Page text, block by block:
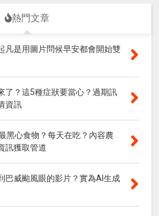
熱門文章
凡是用圖片問候早安都會開始雙
了？這5種症狀要當心？過期訊
資訊
黑心食物？每天在吃？內容農
訊獲取管道
巴威颱風眼的影片？實為AI生成